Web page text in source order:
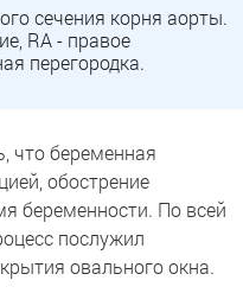
сечения корня аорты.
RA - правое
перегородка.
что беременная
обострение
беременности. По всей
послужил
овального окна.